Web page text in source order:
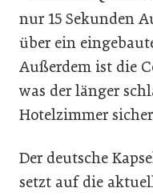
nur 15 Sekunden
über ein
Außerdem ist die
was der länger
Hotelzimmer
Der deutsche
setzt auf die